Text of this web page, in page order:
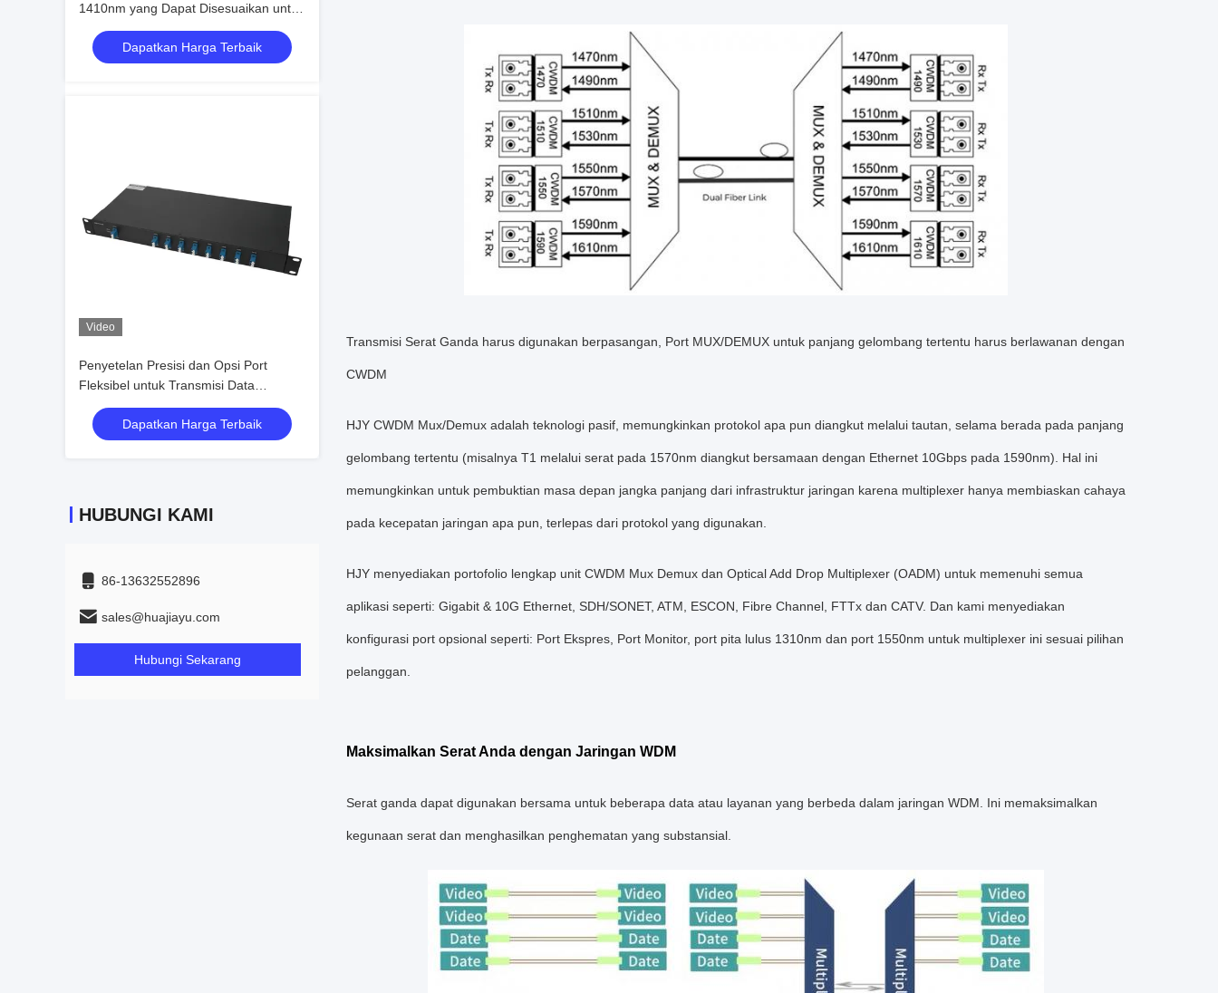
1410nm yang Dapat Disesuaikan untuk
Transmisi Data Serat Ganda dengan
Lapisan Film Tipis Lanjutan
Dapatkan Harga Terbaik
Video
Penyetelan Presisi dan Opsi Port
Fleksibel untuk Transmisi Data
Kecepatan Tinggi dengan CWDM MUX
DEMUX dalam Gelombang 1470
hingga 1610nm
Dapatkan Harga Terbaik
HUBUNGI KAMI
86-13632552896
sales@huajiayu.com
Hubungi Sekarang
Transmisi Serat Ganda harus digunakan berpasangan, Port MUX/DEMUX untuk panjang gelombang tertentu harus berlawanan dengan
CWDM
HJY CWDM Mux/Demux adalah teknologi pasif, memungkinkan protokol apa pun diangkut melalui tautan, selama berada pada panjang
gelombang tertentu (misalnya T1 melalui serat pada 1570nm diangkut bersamaan dengan Ethernet 10Gbps pada 1590nm). Hal ini
memungkinkan untuk pembuktian masa depan jangka panjang dari infrastruktur jaringan karena multiplexer hanya membiaskan cahaya
pada kecepatan jaringan apa pun, terlepas dari protokol yang digunakan.
HJY menyediakan portofolio lengkap unit CWDM Mux Demux dan Optical Add Drop Multiplexer (OADM) untuk memenuhi semua
aplikasi seperti: Gigabit & 10G Ethernet, SDH/SONET, ATM, ESCON, Fibre Channel, FTTx dan CATV. Dan kami menyediakan
konfigurasi port opsional seperti: Port Ekspres, Port Monitor, port pita lulus 1310nm dan port 1550nm untuk multiplexer ini sesuai pilihan
pelanggan.
Maksimalkan Serat Anda dengan Jaringan WDM
Serat ganda dapat digunakan bersama untuk beberapa data atau layanan yang berbeda dalam jaringan WDM. Ini memaksimalkan
kegunaan serat dan menghasilkan penghematan yang substansial.